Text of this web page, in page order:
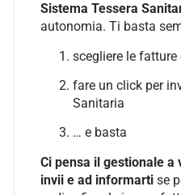
Sistema Tessera
autonomia. Ti basta
scegliere le fatture
fare un click per
Sanitaria
… e basta
Ci pensa il gestionale a
invii e ad informarti se